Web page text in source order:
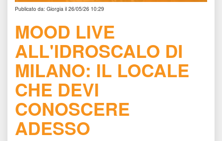
Publicato da: Giorgia il 26/05/26 10:29
MOOD LIVE
ALL'IDROSCALO DI
MILANO: IL LOCALE
CHE DEVI
CONOSCERE
ADESSO